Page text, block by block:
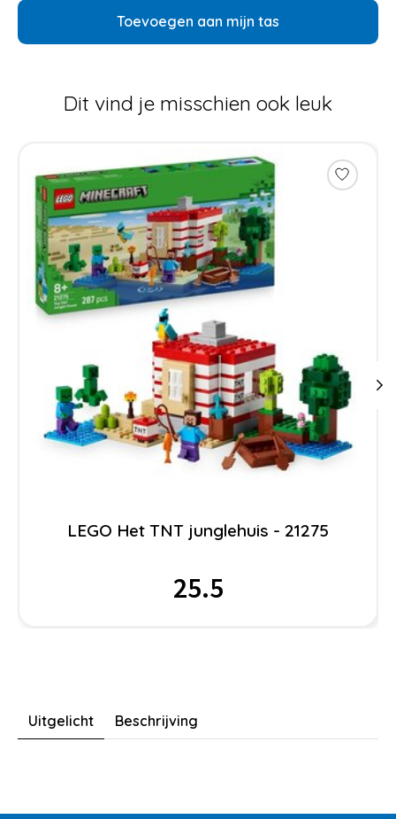
Toevoegen aan mijn tas
Dit vind je misschien ook leuk
LEGO Het TNT junglehuis - 21275
25.5
Uitgelicht Beschrijving